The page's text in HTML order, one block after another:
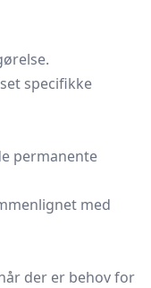
specifikke
permanente
med
der er behov for